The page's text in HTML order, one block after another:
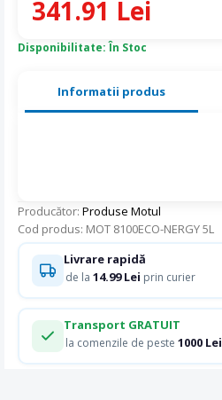
Informatii produs
Producător: Produse Motul
Cod produs: MOT 8100ECO-NERGY 5L
Disponibilitate: În Stoc
341.91 Lei
Livrare rapidă
de la 14.99 Lei prin curier
Transport GRATUIT
la comenzile de peste 1000 Lei